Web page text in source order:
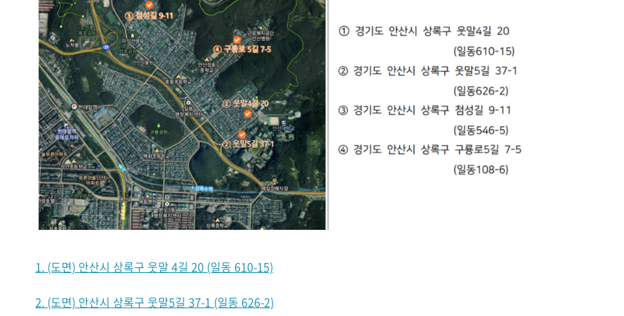
1. (도면) 안산시 상록구 웃말 4길 20 (일동 610-15)
2. (도면) 안산시 상록구 웃말5길 37-1 (일동 626-2)